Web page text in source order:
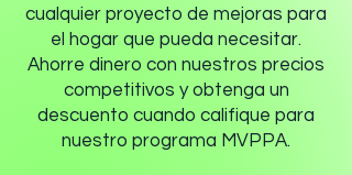
cualquier proyecto de mejoras para
el hogar que pueda necesitar.
Ahorre dinero con nuestros precios
competitivos y obtenga un
descuento cuando califique para
nuestro programa MVPPA.